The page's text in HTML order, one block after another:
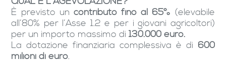
È previsto un contributo fino al 65% (elevabile
all’80% per l’Asse 1.2 e per i giovani agricoltori)
per un importo massimo di130.000 euro.
La dotazione finanziaria complessiva è di 600
milioni di euro.